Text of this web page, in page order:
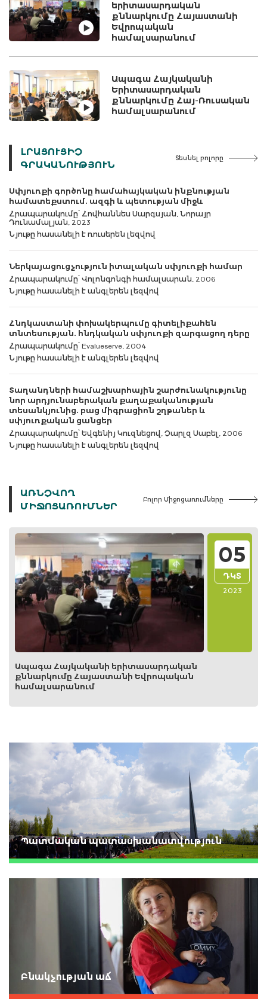
երիտասարդական
քննարկումը Հայաստանի
Եվրոպական
համալսարանում
Ապագա Հայկականի
Երիտասարդական
քննարկումը Հայ-Ռուսական
համալսարանում
ԼՐԱՑՈՒՑԻՉ
ԳՐԱԿԱՆՈՒԹՅՈՒՆ
Տեսնել բոլորը
Սփյուռքի գործոնը համահայկական ինքնության
համատեքստում. ազգի և պետության միջև
Հրապարակումը՝ Հովհաննես Սարգսյան, Նորայր
Դունամալյան, 2023
Նյութը հասանելի է ռուսերեն լեզվով
Ներկայացուցչություն իտալական սփյուռքի համար
Հրապարակումը՝ Վոլոնգոնգի համալսարան, 2006
Նյութը հասանելի է անգլերեն լեզվով
Հնդկաստանի փոխակերպումը գիտելիքահեն
տնտեսության. հնդկական սփյուռքի զարգացող դերը
Հրապարակումը՝ Evalueserve, 2004
Նյութը հասանելի է անգլերեն լեզվով
Տաղանդների համաշխարհային շարժունակությունը
նոր արդյունաբերական քաղաքականության
տեսանկյունից. բաց միգրացիոն շղթաներ և
սփյուռքական ցանցեր
Հրապարակումը՝ Եվգենիյ Կուզնեցով, Չարլզ Սաբել, 2006
Նյութը հասանելի է անգլերեն լեզվով
ԱՌՆՉՎՈՂ
ՄԻՋՈՑԱՌՈՒՄՆԵՐ
Բոլոր Միջոցառումները
Ապագա Հայկականի երիտասարդական
քննարկումը Հայաստանի Եվրոպական
համալսարանում
05
ԴԿՏ
2023
Պատմական պատասխանատվություն
Բնակչության աճ